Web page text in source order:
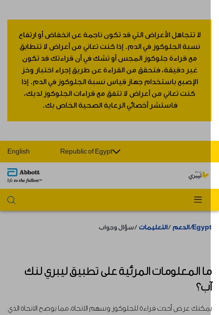
لا تتجاهل الأعراض التي قد تكون ناجمة عن انخفاض أو ارتفاع
نسبة الجلوكوز في الدم. إذا كنت تعاني من أعراض لا تتطابق
مع قراءة جلوكوز المجس أو تشك في أن قراءتك قد تكون
غير دقيقة، فتحقق من القراءة عن طريق إجراء اختبار وخز
الإصبع باستخدام جهاز قياس نسبة الجلوكوز في الدم. إذا
كنت تعاني من أعراض لا تتفق مع قراءات الجلوكوز لديك،
فاستشر أخصائي الرعاية الصحية الخاص بك.
Republic of Egypt
English
الدعم التعليمات سؤال وجواب
المعلومات المرئية على تطبيق ليبري لنك
عرض أحدث قراءة للجلوكوز وسهم الاتجاه، مما يوضح الاتجاه الذي